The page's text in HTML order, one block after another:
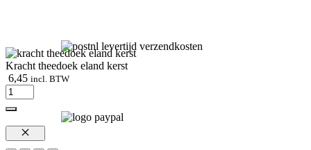
Kracht theedoek eland kerst
6,45 incl. BTW
Kracht
theedoek
eland
kerst
aantalSluiten